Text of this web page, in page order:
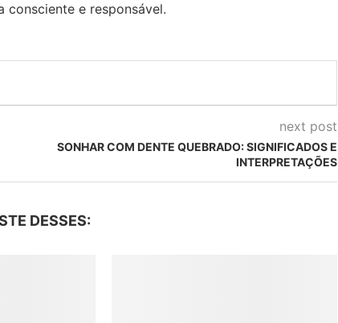
consciente e responsável.
next post
SONHAR COM DENTE QUEBRADO: SIGNIFICADOS E
INTERPRETAÇÕES
DESSES: